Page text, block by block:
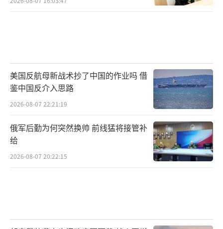
美国反航母新战术抄了中国的作业吗 借
鉴中国反介入思路
2026-08-07 22:21:19
俄军后勤为何突然换帅 前线猛将接管补
给
2026-08-07 20:22:15